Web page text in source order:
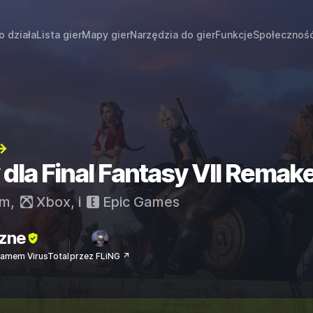
działaLista gierMapy gierNarzędzia do gierFunkcje
Final Fantasy VII
, Xbox, i Epic Games
VirusTotalprzez FLiNG ↗